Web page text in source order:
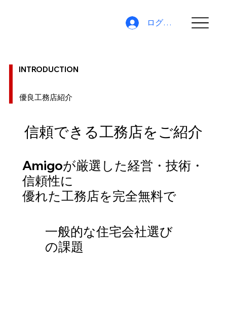
ログイン
INTRODUCTION
信頼できる工務店をご紹介
信頼できる工務店をご紹介
​優良工務店紹介
Amigoが厳選した経営・技術・
信頼性に
優れた工務店を完全無料で
一般的な住宅会社選び
の課題